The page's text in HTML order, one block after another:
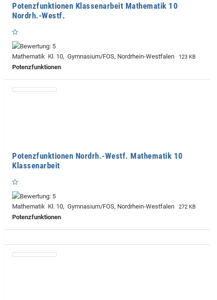
Potenzfunktionen Klassenarbeit Mathematik 10
Nordrh.-Westf.
Mathematik Kl. 10, Gymnasium/FOS, Nordrhein-Westfalen 123 KB
Potenzfunktionen
Potenzfunktionen Nordrh.-Westf. Mathematik 10
Klassenarbeit
Mathematik Kl. 10, Gymnasium/FOS, Nordrhein-Westfalen 272 KB
Potenzfunktionen